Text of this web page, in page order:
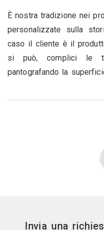
È nostra tradizione nei
personalizzate sulla
caso il cliente è il
si può, complici le
pantografando la
Invia una